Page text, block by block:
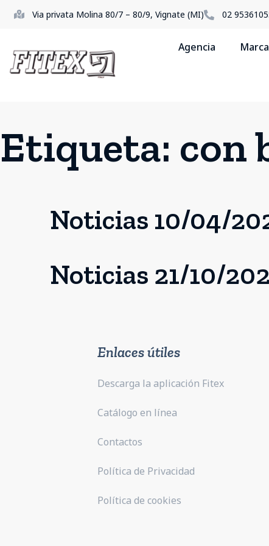
Via privata Molina 80/7 – 80/9, Vignate (MI) 02
Agencia
Etiqueta: con
Noticias 10/04/
Noticias 21/10/
Enlaces útiles
Descarga la aplicación Fitex
Catálogo en línea
Contactos
Política de Privacidad
Política de cookies